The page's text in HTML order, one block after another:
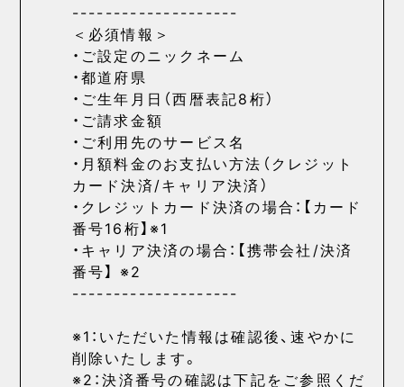
--------------------
＜必須情報＞
・ご設定のニックネーム
・都道府県
・ご生年月日（西暦表記8桁）
・ご請求金額
・ご利用先のサービス名
・月額料金のお支払い方法（クレジット
カード決済/キャリア決済）
・クレジットカード決済の場合：【カード
番号16桁】※1
・キャリア決済の場合：【携帯会社/決済
番号】 ※2
--------------------
※1：いただいた情報は確認後、速やかに
削除いたします。
※2：決済番号の確認は下記をご参照くだ